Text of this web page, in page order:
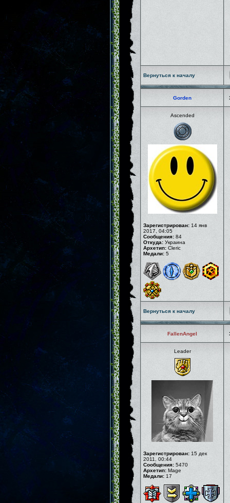
Вернуться к началу
Gorden
Ascended
Зарегистрирован: 14 янв
2017, 04:05
Сообщения: 84
Откуда: Украина
Архетип: Cleric
Медали: 5
Вернуться к началу
FallenAngel
Leader
Зарегистрирован: 15 дек
2011, 00:44
Сообщения: 5470
Архетип: Mage
Медали: 17